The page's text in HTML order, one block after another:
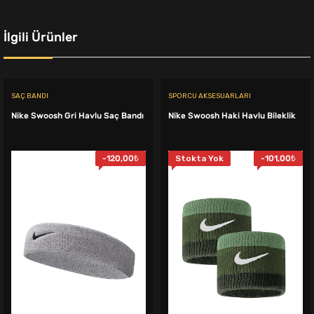
İlgili Ürünler
SAÇ BANDI
Nike Swoosh Gri Havlu Saç Bandı
-120,00₺
SPORCU AKSESUARLARI
Nike Swoosh Haki Havlu Bileklik
Stokta Yok -101,00₺